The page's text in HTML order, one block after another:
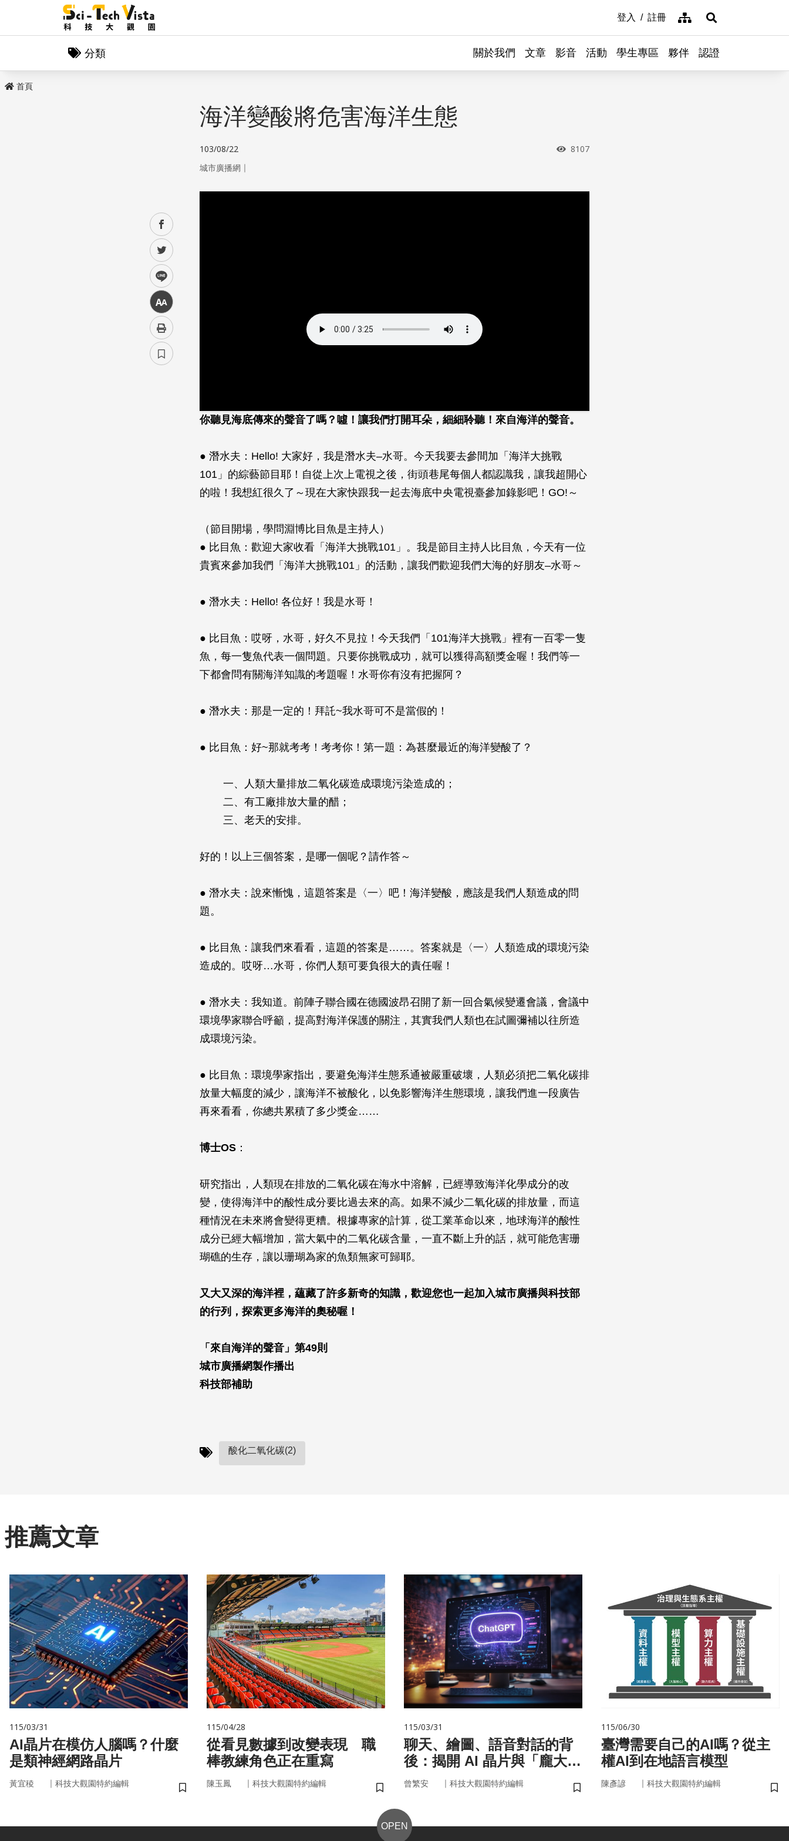
登入 註冊 網站導覽展開搜尋
分類 關於我們 文章 影音 活動 學生專區 夥伴 認證
首頁
facebook
twitter
line
中
海洋變酸將危害海洋生態
103/08/22 瀏覽次數
8107
城市廣播網 ｜
你聽見海底傳來的聲音了嗎？噓！讓我們打開耳朵，細細聆聽！來自海洋的聲音。
● 潛水夫：Hello! 大家好，我是潛水夫–水哥。今天我要去參間加「海洋大挑戰
101」的綜藝節目耶！自從上次上電視之後，街頭巷尾每個人都認識我，讓我超開心
的啦！我想紅很久了～現在大家快跟我一起去海底中央電視臺參加錄影吧！GO!～
（節目開場，學問淵博比目魚是主持人）
● 比目魚：歡迎大家收看「海洋大挑戰101」。我是節目主持人比目魚，今天有一位
貴賓來參加我們「海洋大挑戰101」的活動，讓我們歡迎我們大海的好朋友–水哥～
● 潛水夫：Hello! 各位好！我是水哥！
● 比目魚：哎呀，水哥，好久不見拉！今天我們「101海洋大挑戰」裡有一百零一隻
魚，每一隻魚代表一個問題。只要你挑戰成功，就可以獲得高額獎金喔！我們等一
下都會問有關海洋知識的考題喔！水哥你有沒有把握阿？
● 潛水夫：那是一定的！拜託~我水哥可不是當假的！
● 比目魚：好~那就考考！考考你！第一題：為甚麼最近的海洋變酸了？
一、人類大量排放二氧化碳造成環境污染造成的；
二、有工廠排放大量的醋；
三、老天的安排。
好的！以上三個答案，是哪一個呢？請作答～
● 潛水夫：說來慚愧，這題答案是〈一〉吧！海洋變酸，應該是我們人類造成的問
題。
● 比目魚：讓我們來看看，這題的答案是……。答案就是〈一〉人類造成的環境污染
造成的。哎呀…水哥，你們人類可要負很大的責任喔！
● 潛水夫：我知道。前陣子聯合國在德國波昂召開了新一回合氣候變遷會議，會議中
環境學家聯合呼籲，提高對海洋保護的關注，其實我們人類也在試圖彌補以往所造
成環境污染。
● 比目魚：環境學家指出，要避免海洋生態系通被嚴重破壞，人類必須把二氧化碳排
放量大幅度的減少，讓海洋不被酸化，以免影響海洋生態環境，讓我們進一段廣告
再來看看，你總共累積了多少獎金……
博士OS ：
研究指出，人類現在排放的二氧化碳在海水中溶解，已經導致海洋化學成分的改
變，使得海洋中的酸性成分要比過去來的高。如果不減少二氧化碳的排放量，而這
種情況在未來將會變得更糟。根據專家的計算，從工業革命以來，地球海洋的酸性
成分已經大幅增加，當大氣中的二氧化碳含量，一直不斷上升的話，就可能危害珊
瑚礁的生存，讓以珊瑚為家的魚類無家可歸耶。
又大又深的海洋裡，蘊藏了許多新奇的知識，歡迎您也一起加入城市廣播與科技部
的行列，探索更多海洋的奧秘喔！
「來自海洋的聲音」第49則
城市廣播網製作播出
科技部補助
酸化二氧化碳(2)
推薦文章
115/03/31
AI晶片在模仿人腦嗎？什麼
是類神經網路晶片
黃宜稜 ｜ 科技大觀園特約編輯
儲存書籤
115/04/28
從看見數據到改變表現 職
棒教練角色正在重寫
陳玉鳳 ｜ 科技大觀園特約編輯
儲存書籤
115/03/31
聊天、繪圖、語音對話的背
後：揭開 AI 晶片與「龐大算
力」的真面目
曾繁安 ｜ 科技大觀園特約編輯
儲存書籤
115/06/30
臺灣需要自己的AI嗎？從主
權AI到在地語言模型
陳彥諺 ｜ 科技大觀園特約編輯
儲
OPEN